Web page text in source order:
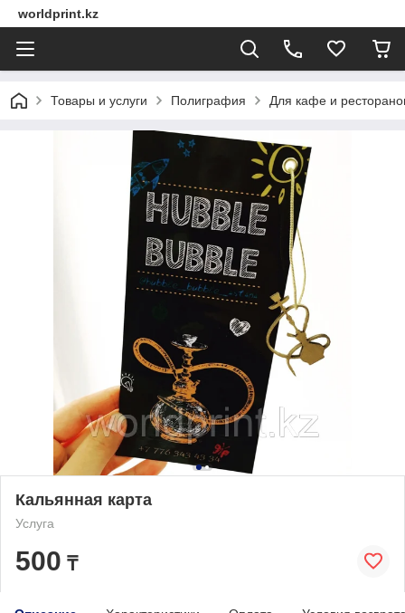
worldprint.kz
Товары и услуги Полиграфия Для кафе и
Кальянная карта
Услуга
500 ₸